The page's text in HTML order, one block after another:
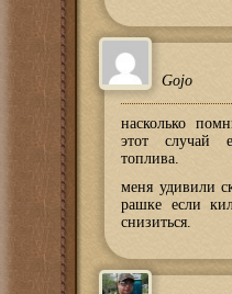
Gojo
насколько
этот случай
топлива.
меня удивили
рашке если
снизиться.